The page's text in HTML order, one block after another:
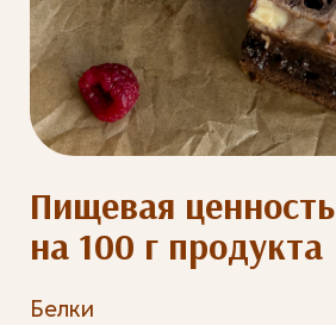
Пищевая ценность
на 100 г продукта
Белки